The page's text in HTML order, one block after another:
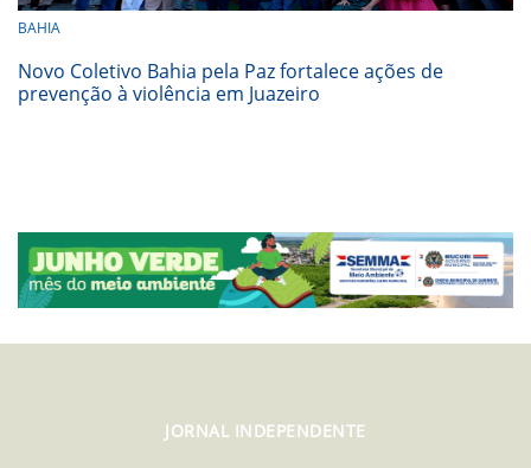
BAHIA
Novo Coletivo Bahia pela Paz fortalece ações de
prevenção à violência em Juazeiro
JORNAL INDEPENDENTE